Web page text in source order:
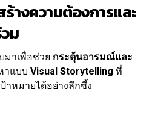
างความต้องการและ
ม
มาเพื่อช่วย กระตุ้นอารมณ์และ
าแบบ Visual Storytelling ที่
าหมายได้อย่างลึกซึ้ง